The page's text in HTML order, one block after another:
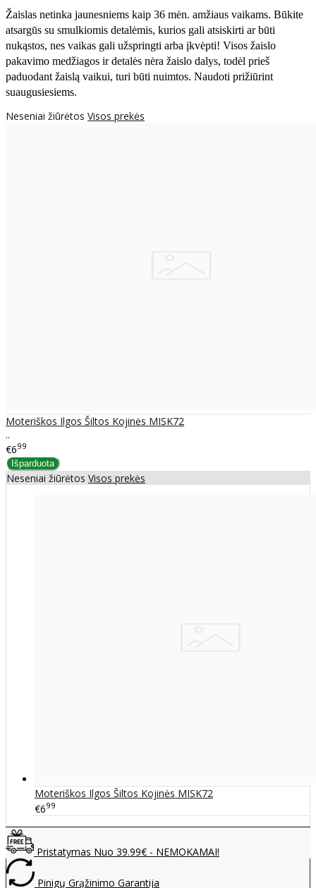
Žaislas netinka jaunesniems kaip 36 mėn. amžiaus vaikams. Būkite
atsargūs su smulkiomis detalėmis, kurios gali atsiskirti ar būti
nukąstos, nes vaikas gali užspringti arba įkvėpti! Visos žaislо
pakavimo medžiagos ir detalės nėra žaislo dalys, todėl prieš
paduodant žaislą vaikui, turi būti nuimtos. Naudoti prižiūrint
suaugusiesiems.
Neseniai žiūrėtos Visos prekės
Moteriškos Ilgos Šiltos Kojinės MISK72
..
€699
Neseniai žiūrėtos Visos prekės
Moteriškos Ilgos Šiltos Kojinės MISK72
€699
Pristatymas Nuo 39.99€ - NEMOKAMAI!
Pinigų Grąžinimo Garantija